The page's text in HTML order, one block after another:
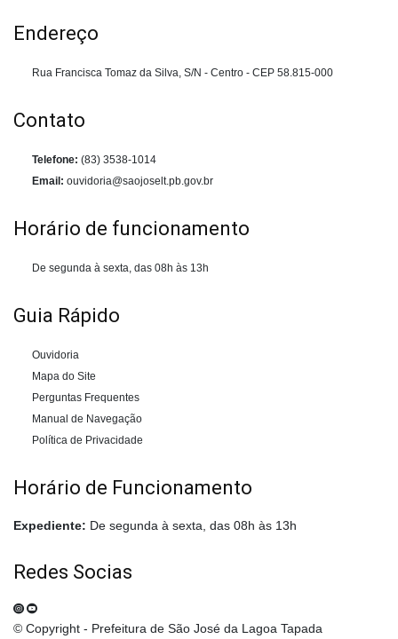
Endereço
Rua Francisca Tomaz da Silva, S/N - Centro - CEP 58.815-000
Contato
Telefone: (83) 3538-1014
Email: ouvidoria@saojoselt.pb.gov.br
Horário de funcionamento
De segunda à sexta, das 08h às 13h
Guia Rápido
Ouvidoria
Mapa do Site
Perguntas Frequentes
Manual de Navegação
Política de Privacidade
Horário de Funcionamento
Expediente: De segunda à sexta, das 08h às 13h
Redes Socias
© Copyright - Prefeitura de São José da Lagoa Tapada